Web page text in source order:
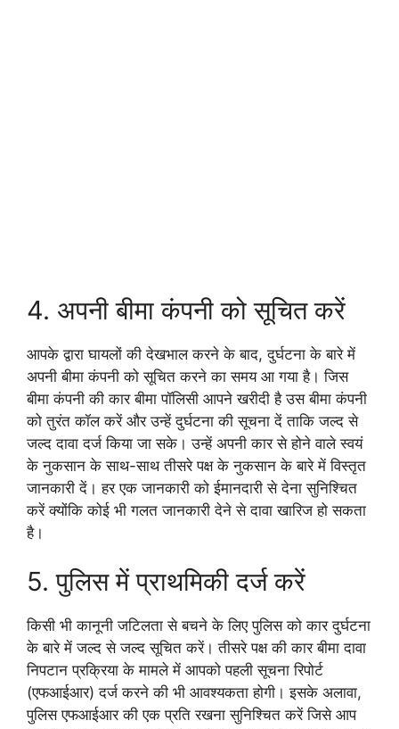
4. अपनी बीमा कंपनी को सूचित करें
आपके द्वारा घायलों की देखभाल करने के बाद, दुर्घटना के बारे में
अपनी बीमा कंपनी को सूचित करने का समय आ गया है। जिस
बीमा कंपनी की कार बीमा पॉलिसी आपने खरीदी है उस बीमा कंपनी
को तुरंत कॉल करें और उन्हें दुर्घटना की सूचना दें ताकि जल्द से
जल्द दावा दर्ज किया जा सके। उन्हें अपनी कार से होने वाले स्वयं
के नुकसान के साथ-साथ तीसरे पक्ष के नुकसान के बारे में विस्तृत
जानकारी दें। हर एक जानकारी को ईमानदारी से देना सुनिश्चित
करें क्योंकि कोई भी गलत जानकारी देने से दावा खारिज हो सकता
है।
5. पुलिस में प्राथमिकी दर्ज करें
किसी भी कानूनी जटिलता से बचने के लिए पुलिस को कार दुर्घटना
के बारे में जल्द से जल्द सूचित करें। तीसरे पक्ष की कार बीमा दावा
निपटान प्रक्रिया के मामले में आपको पहली सूचना रिपोर्ट
(एफआईआर) दर्ज करने की भी आवश्यकता होगी। इसके अलावा,
पुलिस एफआईआर की एक प्रति रखना सुनिश्चित करें जिसे आप